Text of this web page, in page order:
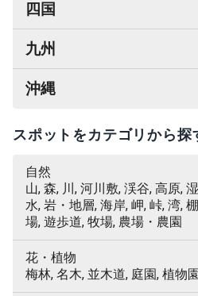
四国
九州
沖縄
スポットをカテゴリから探
自然
山, 森, 川, 河川敷, 渓谷, 高原,
水, 岩・地層, 海岸, 岬, 峠, 湾,
場, 遊歩道, 牧場, 農場・農園
花・植物
梅林, 名木, 並木道, 庭園, 植物